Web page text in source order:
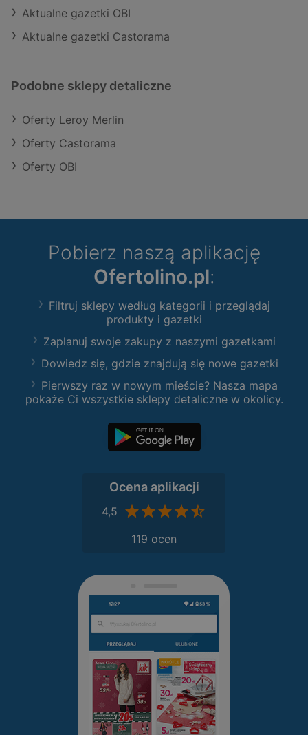
Aktualne gazetki OBI
Aktualne gazetki Castorama
Podobne sklepy detaliczne
Oferty Leroy Merlin
Oferty Castorama
Oferty OBI
Pobierz naszą aplikację
Ofertolino.pl:
Filtruj sklepy według kategorii i przeglądaj
produkty i gazetki
Zaplanuj swoje zakupy z naszymi gazetkami
Dowiedz się, gdzie znajdują się nowe gazetki
Pierwszy raz w nowym mieście? Nasza mapa
pokaże Ci wszystkie sklepy detaliczne w okolicy.
Ocena aplikacji
4,5
119 ocen